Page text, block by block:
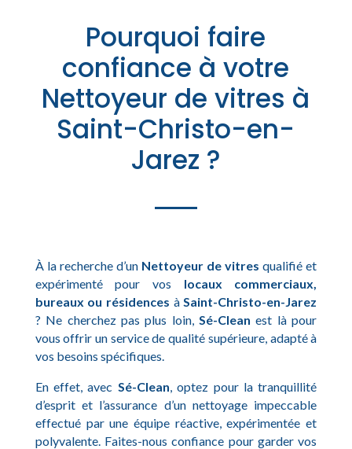
Pourquoi faire
confiance à votre
Nettoyeur de vitres à
Saint-Christo-en-
Jarez ?
À la recherche d’un Nettoyeur de vitres qualifié et
expérimenté pour vos locaux commerciaux,
bureaux ou résidences à Saint-Christo-en-Jarez
? Ne cherchez pas plus loin, Sé-Clean est là pour
vous offrir un service de qualité supérieure, adapté à
vos besoins spécifiques.
En effet, avec Sé-Clean , optez pour la tranquillité
d’esprit et l’assurance d’un nettoyage impeccable
effectué par une équipe réactive, expérimentée et
polyvalente. Faites-nous confiance pour garder vos